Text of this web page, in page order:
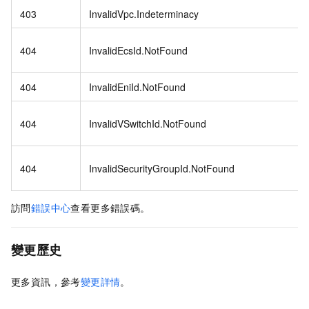
403 InvalidVpc.Indeterminacy
404 InvalidEcsId.NotFound
404 InvalidEniId.NotFound
404 InvalidVSwitchId.NotFound
404 InvalidSecurityGroupId.NotFound
訪問錯誤中心查看更多錯誤碼。
變更歷史
更多資訊，參考變更詳情。